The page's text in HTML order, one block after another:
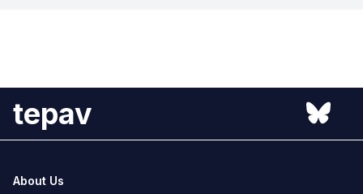
tepav
About Us